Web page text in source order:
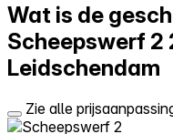
Wat is de
Scheepswerf 2
Leidschendam
Zie alle